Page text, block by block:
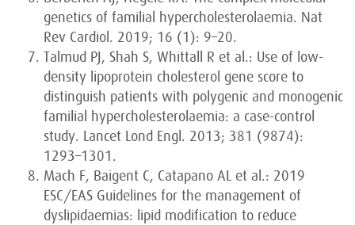
genetics of familial hypercholesterolaemia. Nat
Rev Cardiol. 2019; 16 (1): 9–20.
Talmud PJ, Shah S, Whittall R et al.: Use of low-
density lipoprotein cholesterol gene score to
distinguish patients with polygenic and monogenic
familial hypercholesterolaemia: a case-control
study. Lancet Lond Engl. 2013; 381 (9874):
1293–1301.
Mach F, Baigent C, Catapano AL et al.: 2019
ESC/EAS Guidelines for the management of
dyslipidaemias: lipid modification to reduce